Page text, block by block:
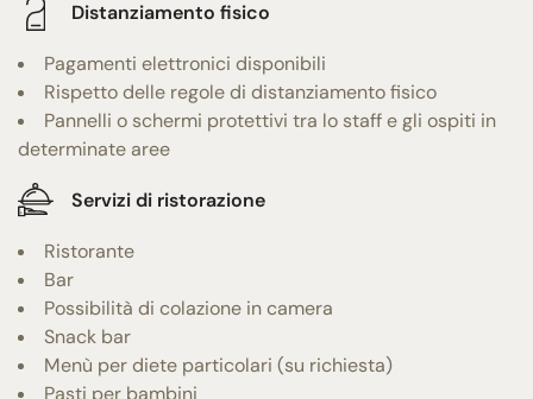
Distanziamento fisico
Pagamenti elettronici disponibili
Rispetto delle regole di distanziamento fisico
Pannelli o schermi protettivi tra lo staff e gli ospiti in
determinate aree
Servizi di ristorazione
Ristorante
Bar
Possibilità di colazione in camera
Snack bar
Menù per diete particolari (su richiesta)
Pasti per bambini